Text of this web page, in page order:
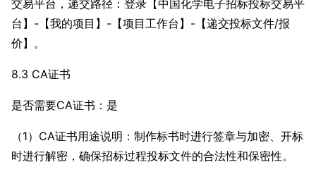
交易平台，递交路径：登录【中国化学电子招标投标交易平
台】-【我的项目】-【项目工作台】-【递交投标文件/报
价】。
8.3 CA证书
是否需要CA证书：是
（1）CA证书用途说明：制作标书时进行签章与加密、开标
时进行解密，确保招标过程投标文件的合法性和保密性。